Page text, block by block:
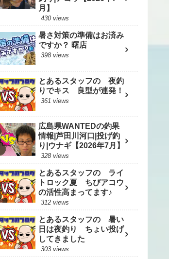
月】
430 views
暑さ対策の準備はお済み
ですか？ 曙店
398 views
とあるスタッフの 夜釣
りでキス 良型が連発！
361 views
広島県WANTEDの釣果
情報|芦田川河口|投げ釣
り|ウナギ【2026年7月】
328 views
とあるスタッフの ライ
トロック夏 ちびアコウ
の活性高まってます♪
312 views
とあるスタッフの 暑い
日は夜釣り ちょい投げ
してきました
303 views